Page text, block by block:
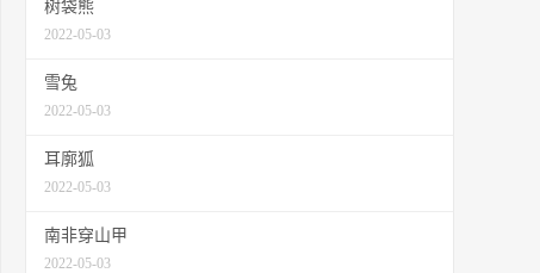
树袋熊
2022-05-03
雪兔
2022-05-03
耳廓狐
2022-05-03
南非穿山甲
2022-05-03